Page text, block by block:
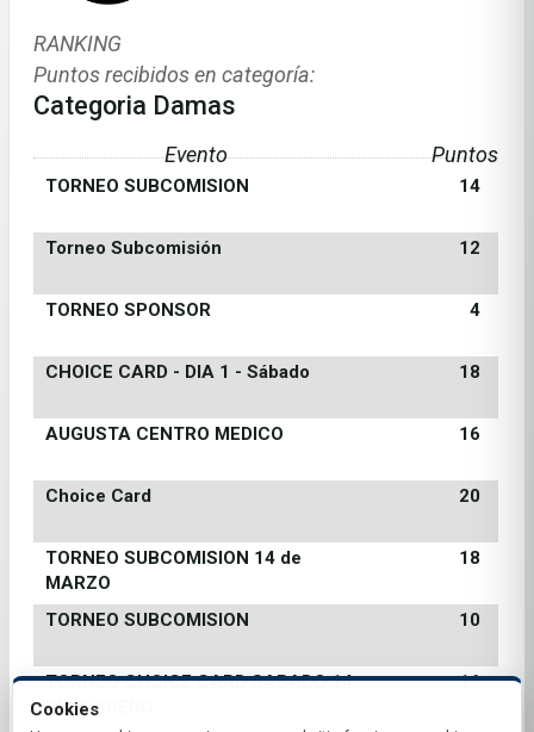
RANKING
Puntos recibidos en categoría:
Categoria Damas
Evento Puntos
TORNEO SUBCOMISION 14
Torneo Subcomisión 12
TORNEO SPONSOR 4
CHOICE CARD - DIA 1 - Sábado 18
AUGUSTA CENTRO MEDICO 16
Choice Card 20
TORNEO SUBCOMISION 14 de
MARZO
18
TORNEO SUBCOMISION 10
TORNEO CHOICE CARD SABADO 14
DE FEBRERO
16
Cookies